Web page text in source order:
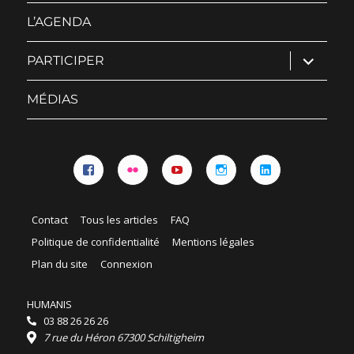
L’AGENDA
PARTICIPER ouvrir
le
sous-
MÉDIAS
Contact Tous les articles
FAQ
Politique de confidentialité
Mentions légales
Plan du site
Connexion
HUMANIS
03 88 26 26 26
7 rue du Héron 67300 Schiltigheim